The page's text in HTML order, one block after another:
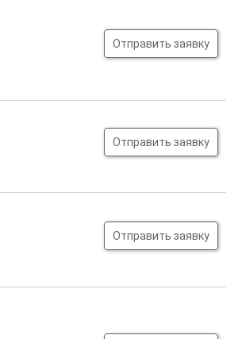
Отправить заявку
Отправить заявку
Отправить заявку